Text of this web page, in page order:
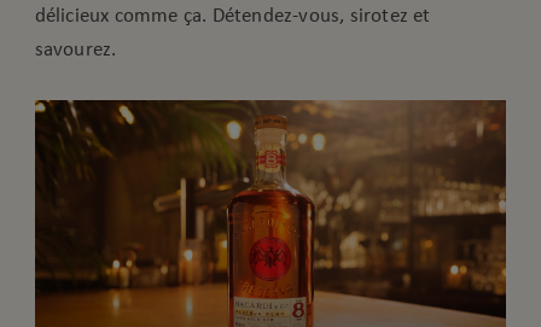
délicieux comme ça. Détendez-vous, sirotez et
savourez.